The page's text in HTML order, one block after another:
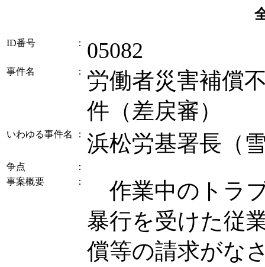
ID番号 ： 05082
事件名 ：
労働者災害補償
件（差戻審）
いわゆる事件名 ： 浜松労基署長（
争点
：
事案概要
：
作業中のトラ
暴行を受けた従
償等の請求がな